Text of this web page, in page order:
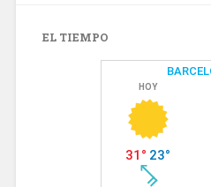
EL TIEMPO